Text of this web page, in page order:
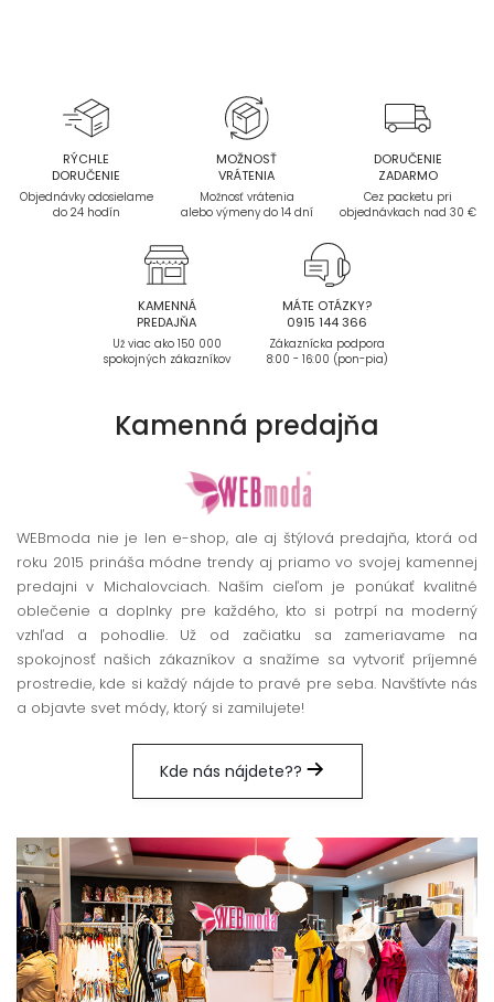
RÝCHLE
DORUČENIE
Objednávky odosielame
do 24 hodín
MOŽNOSŤ
VRÁTENIA
Možnosť vrátenia
alebo výmeny do 14 dní
DORUČENIE
ZADARMO
Cez packetu pri
objednávkach nad 30 €
KAMENNÁ
PREDAJŇA
Už viac ako 150 000
spokojných zákazníkov
MÁTE OTÁZKY?
0915 144 366
Zákaznícka podpora
8:00 - 16:00 (pon-pia)
Kamenná predajňa
WEBmoda nie je len e-shop, ale aj štýlová predajňa, ktorá od
roku 2015 prináša módne trendy aj priamo vo svojej kamennej
predajni v Michalovciach. Naším cieľom je ponúkať kvalitné
oblečenie a doplnky pre každého, kto si potrpí na moderný
vzhľad a pohodlie. Už od začiatku sa zameriavame na
spokojnosť našich zákazníkov a snažíme sa vytvoriť príjemné
prostredie, kde si každý nájde to pravé pre seba. Navštívte nás
a objavte svet módy, ktorý si zamilujete!
Kde nás nájdete??